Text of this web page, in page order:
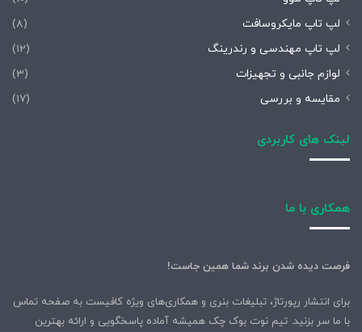
لپ تاپ مایکروسافت
(8)
لپ تاپ مهندسی و رندرینگ
(12)
لوازم جانبی و تجهیزات
(3)
مقایسه و بررسی
(17)
لینک های کاربردی
همکاری با ما
فرصت دیده شدن برند شما همین جاست!
برای انتشار رپورتاژ، تبلیغات بنری و همکاری‌های ویژه کافیست به صفحه تماس
با ما سر بزنید. تیم نوت بوک چک همیشه آماده پاسخگویی و ارائه بهترین